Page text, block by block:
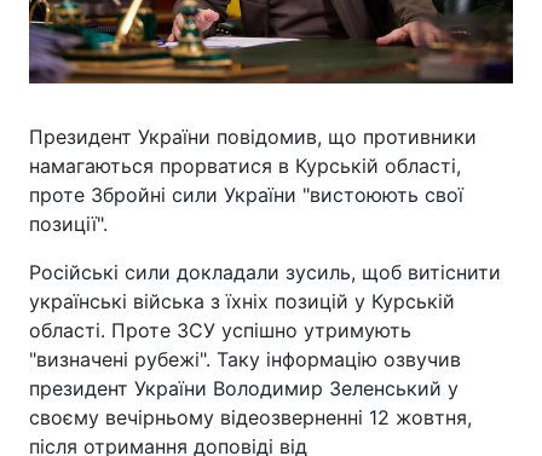
Президент України повідомив, що противники
намагаються прорватися в Курській області,
проте Збройні сили України "вистоюють свої
позиції".
Російські сили докладали зусиль, щоб витіснити
українські війська з їхніх позицій у Курській
області. Проте ЗСУ успішно утримують
"визначені рубежі". Таку інформацію озвучив
президент України Володимир Зеленський у
своєму вечірньому відеозверненні 12 жовтня,
після отримання доповіді від